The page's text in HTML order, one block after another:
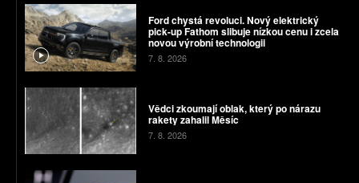
Ford chystá revoluci. Nový elektrický
pick-up Fathom slibuje nízkou cenu i zcela
novou výrobní technologii
7. 8. 2026
Vědci zkoumají oblak, který po nárazu
rakety zahalil Měsíc
7. 8. 2026